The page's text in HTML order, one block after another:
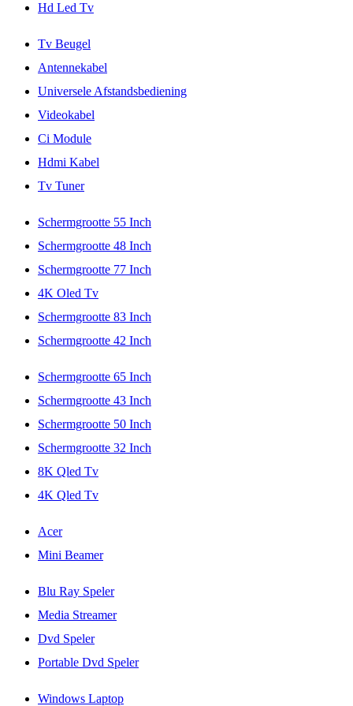
Hd Led Tv
Tv Beugel
Antennekabel
Universele Afstandsbediening
Videokabel
Ci Module
Hdmi Kabel
Tv Tuner
Schermgrootte 55 Inch
Schermgrootte 48 Inch
Schermgrootte 77 Inch
4K Oled Tv
Schermgrootte 83 Inch
Schermgrootte 42 Inch
Schermgrootte 65 Inch
Schermgrootte 43 Inch
Schermgrootte 50 Inch
Schermgrootte 32 Inch
8K Qled Tv
4K Qled Tv
Acer
Mini Beamer
Blu Ray Speler
Media Streamer
Dvd Speler
Portable Dvd Speler
Windows Laptop